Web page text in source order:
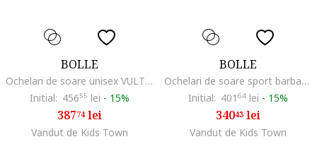
BOLLE
Ochelari de soare unisex VULTURE 58mmdqfwqd, Negru
Initial: 45655 lei - 15%
38774lei
Vandut de Kids Town
BOLLE
Ochelari de soare sport barbati KING 12574 63mm
Initial: 401 64lei - 15%
34043lei
Vandut de Kids Town